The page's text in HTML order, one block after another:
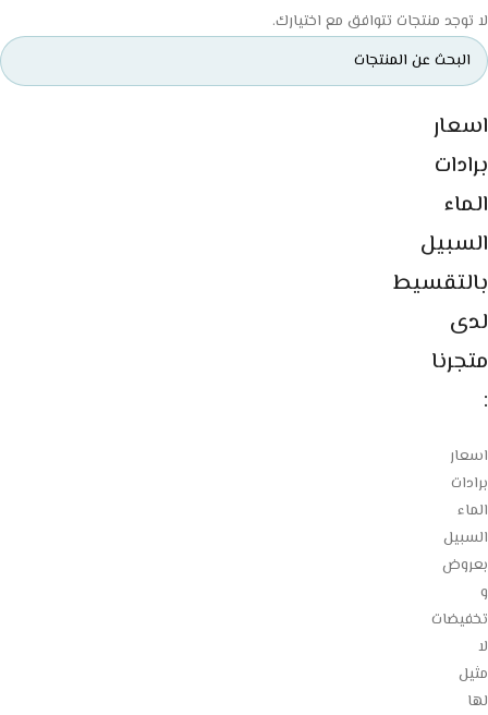
لا توجد منتجات تتوافق مع اختيارك.
اسعار
برادات
الماء
السبيل
بالتقسيط
لدى
متجرنا
:
اسعار
برادات
الماء
السبيل
بعروض
و
تخفيضات
لا
مثيل
لها